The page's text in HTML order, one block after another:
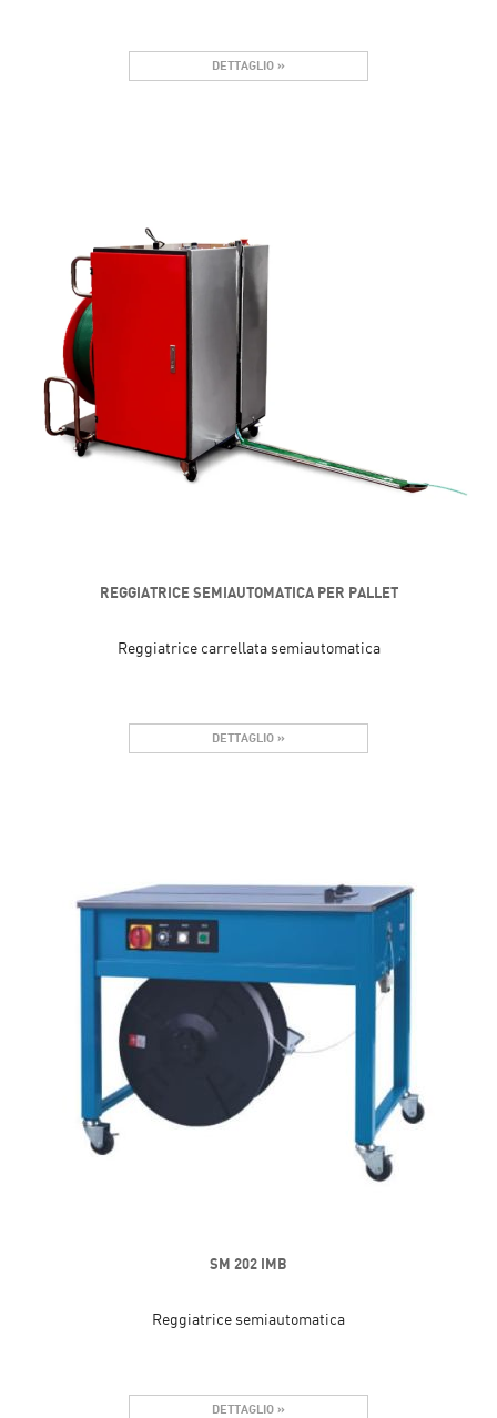
DETTAGLIO »
REGGIATRICE SEMIAUTOMATICA PER PALLET
Reggiatrice carrellata semiautomatica
DETTAGLIO »
SM 202 IMB
Reggiatrice semiautomatica
DETTAGLIO »